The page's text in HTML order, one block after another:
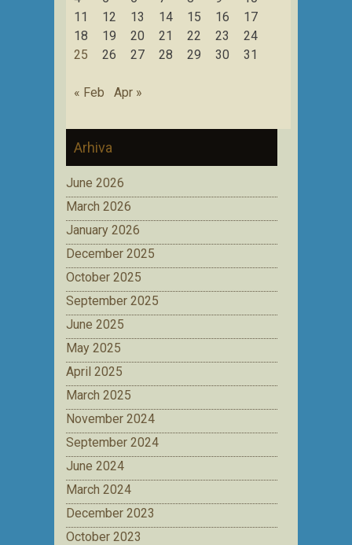
11
12 13 14 15 16
17
18
19 20 21 22 23
24
25
26 27 28 29 30 31
« Feb Apr »
Arhiva
June 2026
March 2026
January 2026
December 2025
October 2025
September 2025
June 2025
May 2025
April 2025
March 2025
November 2024
September 2024
June 2024
March 2024
December 2023
October 2023